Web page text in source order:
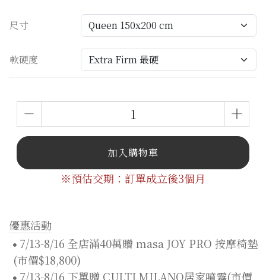
尺寸
軟硬度
加入購物車
※預估交期：訂單成立後3個月
優惠活動
7/13-8/16 全店滿40萬贈 masa JOY PRO 按摩椅墊
(市價$18,800)
7/13-8/16 下單贈 CULTI MILANO居家噴霧(市價